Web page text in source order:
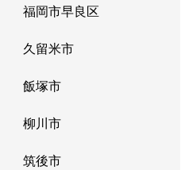
福岡市早良区
久留米市
飯塚市
柳川市
筑後市